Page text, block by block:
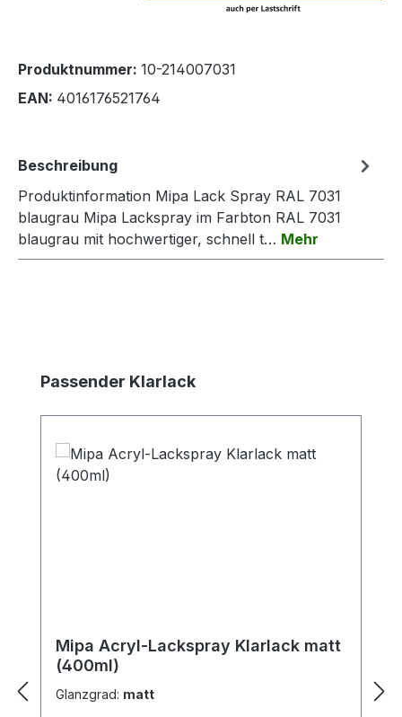
Produktnummer: 10-214007031
EAN: 4016176521764
Beschreibung
Produktinformation Mipa Lack Spray RAL 7031
blaugrau Mipa Lackspray im Farbton RAL 7031
blaugrau mit hochwertiger, schnell t… Mehr
Produktgalerie überspringen
Passender Klarlack
Mipa Acryl-Lackspray Klarlack matt
(400ml)
Glanzgrad: matt